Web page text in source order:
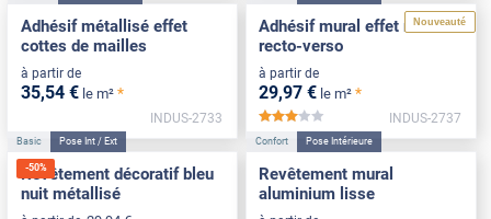
Adhésif métallisé effet
cottes de mailles
à partir de
35,54 € le m² *
INDUS-2733
Nouveauté
Adhésif mural effet miroir
recto-verso
à partir de
29,97 € le m² *
*****
INDUS-2737
-50%
Basic Pose Int / Ext
Revêtement décoratif bleu
nuit métallisé
Confort Pose Intérieure
Revêtement mural
aluminium lisse